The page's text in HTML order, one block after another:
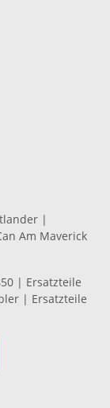
|
Am Maverick
| Ersatzteile
| Ersatzteile